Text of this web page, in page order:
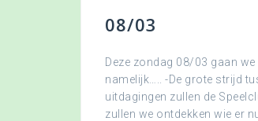
08/03
Deze zondag 08/03 gaan
namelijk….. -De grote strijd
uitdagingen zullen de
zullen we ontdekken wie er